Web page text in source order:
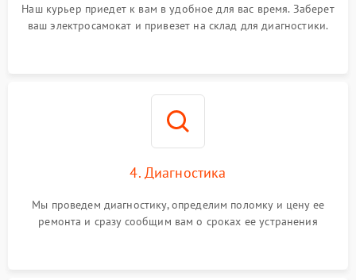
Наш курьер приедет к вам в удобное для вас время. Заберет
ваш электросамокат и привезет на склад для диагностики.
4. Диагностика
Мы проведем диагностику, определим поломку и цену ее
ремонта и сразу сообщим вам о сроках ее устранения